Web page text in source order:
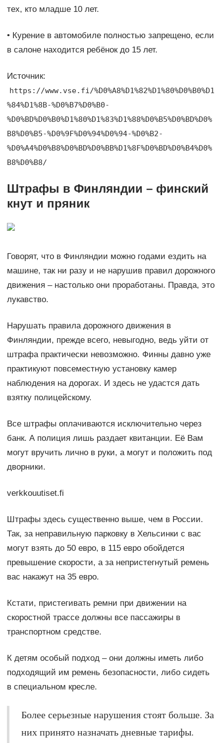
тех, кто младше 10 лет.
• Курение в автомобиле полностью запрещено, если
в салоне находится ребёнок до 15 лет.
Источник:
https://www.vse.fi/%D0%A8%D1%82%D1%80%D0%B0%D1
%84%D1%8B-%D0%B7%D0%B0-
%D0%BD%D0%B0%D1%80%D1%83%D1%88%D0%B5%D0%BD%D0%
B8%D0%B5-%D0%9F%D0%94%D0%94-%D0%B2-
%D0%A4%D0%B8%D0%BD%D0%BB%D1%8F%D0%BD%D0%B4%D0%
B8%D0%B8/
Штрафы в Финляндии – финский
кнут и пряник
Говорят, что в Финляндии можно годами ездить на
машине, так ни разу и не нарушив правил дорожного
движения – настолько они проработаны. Правда, это
лукавство.
Нарушать правила дорожного движения в
Финляндии, прежде всего, невыгодно, ведь уйти от
штрафа практически невозможно. Финны давно уже
практикуют повсеместную установку камер
наблюдения на дорогах. И здесь не удастся дать
взятку полицейскому.
Все штрафы оплачиваются исключительно через
банк. А полиция лишь раздает квитанции. Её Вам
могут вручить лично в руки, а могут и положить под
дворники.
verkkouutiset.fi
Штрафы здесь существенно выше, чем в России.
Так, за неправильную парковку в Хельсинки с вас
могут взять до 50 евро, в 115 евро обойдется
превышение скорости, а за непристегнутый ремень
вас накажут на 35 евро.
Кстати, пристегивать ремни при движении на
скоростной трассе должны все пассажиры в
транспортном средстве.
К детям особый подход – они должны иметь либо
подходящий им ремень безопасности, либо сидеть
в специальном кресле.
Более серьезные нарушения стоят больше. За
них принято назначать дневные тарифы.